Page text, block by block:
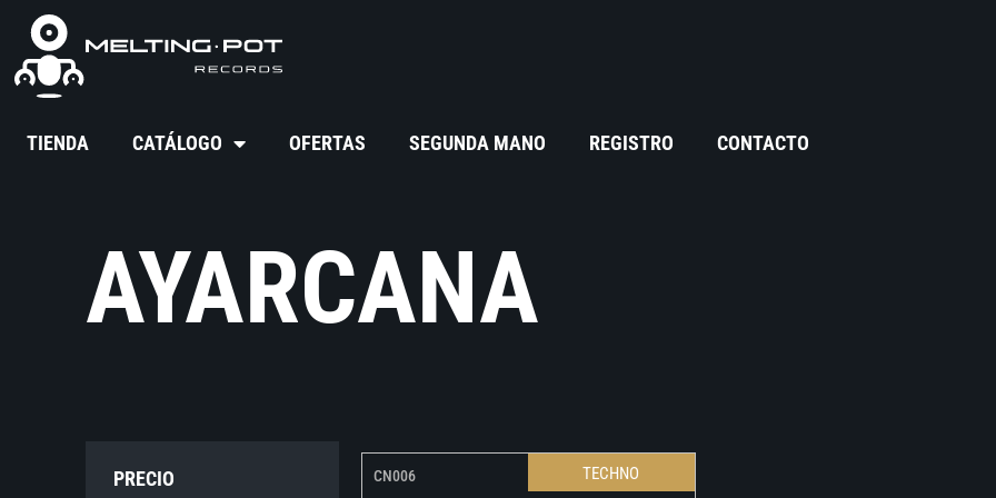
TIENDA CATÁLOGO OFERTAS SEGUNDA MANO REGISTRO CONTACTO
AYARCANA
PRECIO CN006 TECHNO